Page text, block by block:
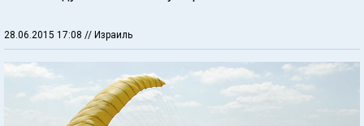
28.06.2015 17:08 // Израиль